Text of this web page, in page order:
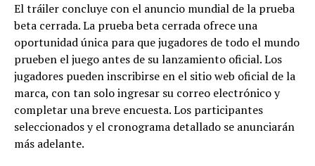
El tráiler concluye con el anuncio mundial de la prueba
beta cerrada. La prueba beta cerrada ofrece una
oportunidad única para que jugadores de todo el mundo
prueben el juego antes de su lanzamiento oficial. Los
jugadores pueden inscribirse en el sitio web oficial de la
marca, con tan solo ingresar su correo electrónico y
completar una breve encuesta. Los participantes
seleccionados y el cronograma detallado se anunciarán
más adelante.